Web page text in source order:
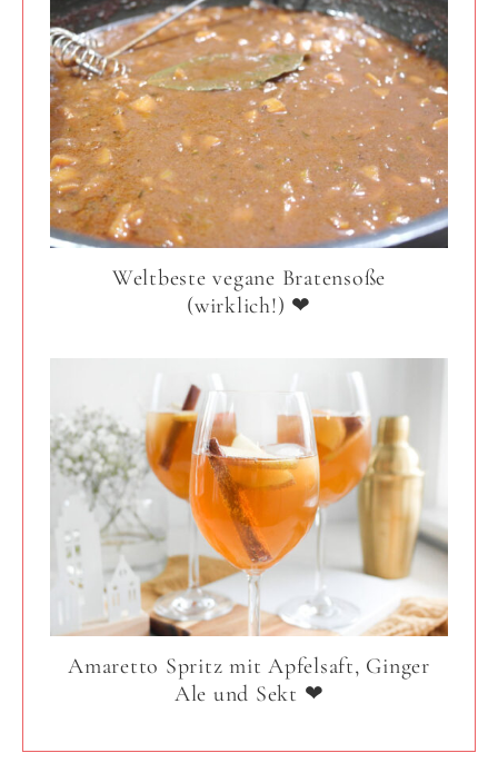
Weltbeste vegane Bratensoße
(wirklich!) ❤
Amaretto Spritz mit Apfelsaft, Ginger
Ale und Sekt ❤